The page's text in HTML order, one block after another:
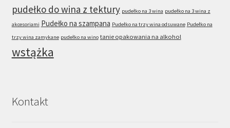
pudełko do wina z tektury pudełko na 3 wina pudełko na 3 wina z
akcesoriami Pudełko na szampana Pudełko na trzy wina odsuwane Pudełko na
trzy wina zamykane pudełko na wino tanie opakowania na alkohol
wstążka
Kontakt